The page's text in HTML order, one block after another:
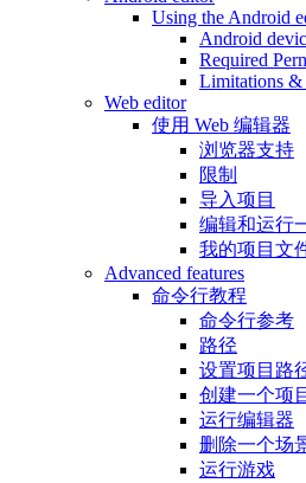
Using the Android
Android
Required
Limitations &
Web editor
使用 Web 编辑器
浏览器支持
限制
导入项目
编辑和运行
我的项目文
Advanced features
命令行教程
命令行参考
路径
设置项目路
创建一个项
运行编辑器
删除一个场
运行游戏